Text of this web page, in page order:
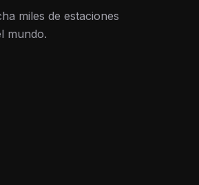
miles de estaciones
mundo.